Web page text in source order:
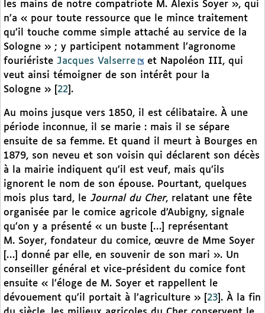
les mains de notre compatriote M. Alexis Soyer », qui
n’a « pour toute ressource que le mince traitement
qu’il touche comme simple attaché au service de la
Sologne » ; y participent notamment l’agronome
fouriériste Jacques Valserre
et Napoléon III, qui
veut ainsi témoigner de son intérêt pour la
Sologne »
22 .
Au moins jusque vers 1850, il est célibataire. À une
période inconnue, il se marie : mais il se sépare
ensuite de sa femme. Et quand il meurt à Bourges en
1879, son neveu et son voisin qui déclarent son décès
à la mairie indiquent qu’il est veuf, mais qu’ils
ignorent le nom de son épouse. Pourtant, quelques
mois plus tard, le Journal du Cher, relatant une fête
organisée par le comice agricole d’Aubigny, signale
qu’on y a présenté « un buste […] représentant
M. Soyer, fondateur du comice, œuvre de Mme Soyer
[…] donné par elle, en souvenir de son mari ». Un
conseiller général et vice-président du comice font
ensuite « l’éloge de M. Soyer et rappellent le
dévouement qu’il portait à l’agriculture »
23 . À la fin